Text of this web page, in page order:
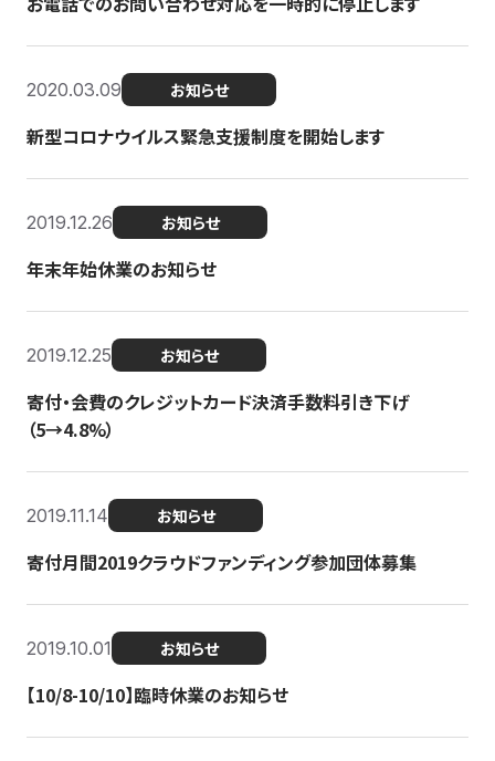
2020.03.09 お知らせ
新型コロナウイルス緊急支援制度を開始します
2019.12.26 お知らせ
年末年始休業のお知らせ
2019.12.25 お知らせ
寄付・会費のクレジットカード決済手数料引き下げ
（5→4.8%）
2019.11.14 お知らせ
寄付月間2019クラウドファンディング参加団体募集
2019.10.01 お知らせ
【10/8-10/10】臨時休業のお知らせ